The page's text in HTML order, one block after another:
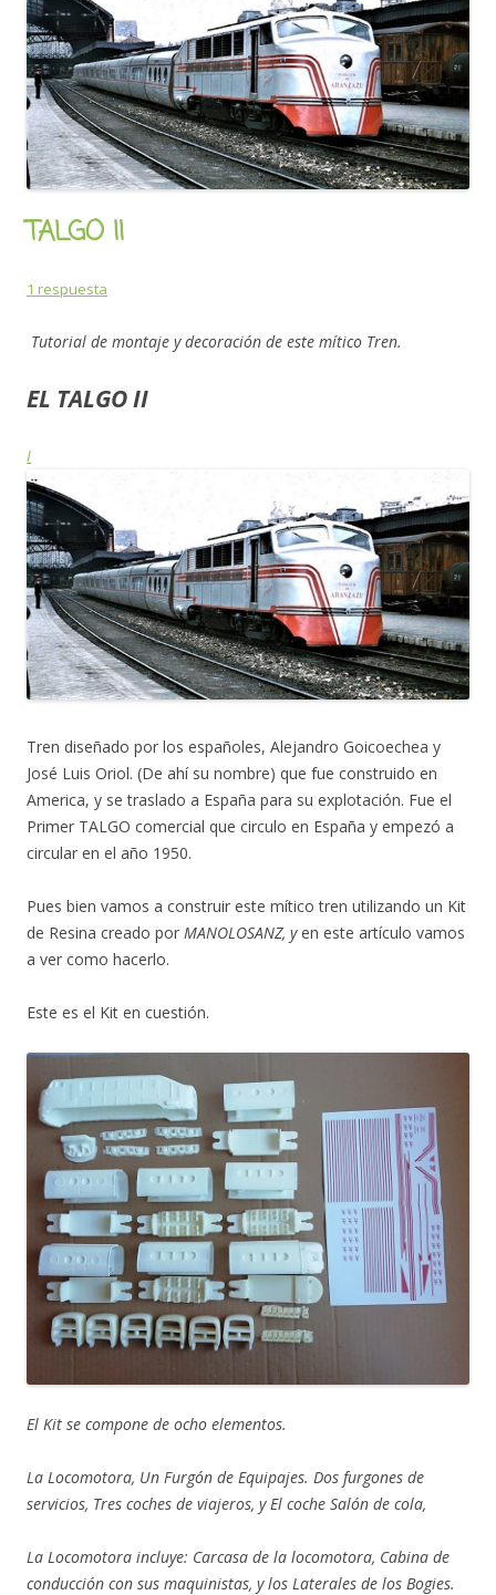
TALGO II
1 respuesta
Tutorial de montaje y decoración de este mítico Tren.
EL TALGO II
I
Tren diseñado por los españoles, Alejandro Goicoechea y
José Luis Oriol. (De ahí su nombre) que fue construido en
America, y se traslado a España para su explotación. Fue el
Primer TALGO comercial que circulo en España y empezó a
circular en el año 1950.
Pues bien vamos a construir este mítico tren utilizando un Kit
de Resina creado por MANOLOSANZ, yen este artículo vamos
a ver como hacerlo.
Este es el Kit en cuestión.
El Kit se compone de ocho elementos.
La Locomotora, Un Furgón de Equipajes. Dos furgones de
servicios, Tres coches de viajeros, y El coche Salón de cola,
La Locomotora incluye: Carcasa de la locomotora, Cabina de
conducción con sus maquinistas, y los Laterales de los Bogies.